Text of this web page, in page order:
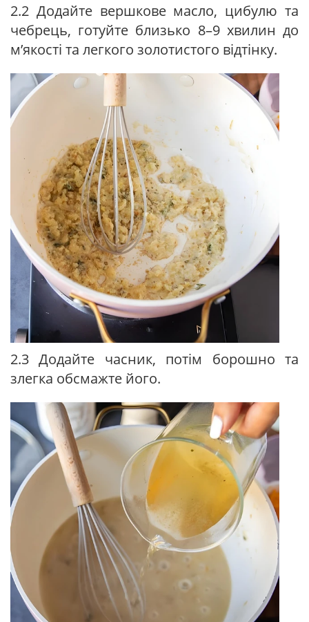
2.2 Додайте вершкове масло, цибулю та
чебрець, готуйте близько 8–9 хвилин до
м’якості та легкого золотистого відтінку.
2.3 Додайте часник, потім борошно та
злегка обсмажте його.